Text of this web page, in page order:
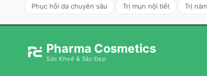
Phục hồi da chuyên sâu Trị mụn nội tiết Trị
Pharma Cosmetics
Sức Khoẻ & Sắc Đẹp